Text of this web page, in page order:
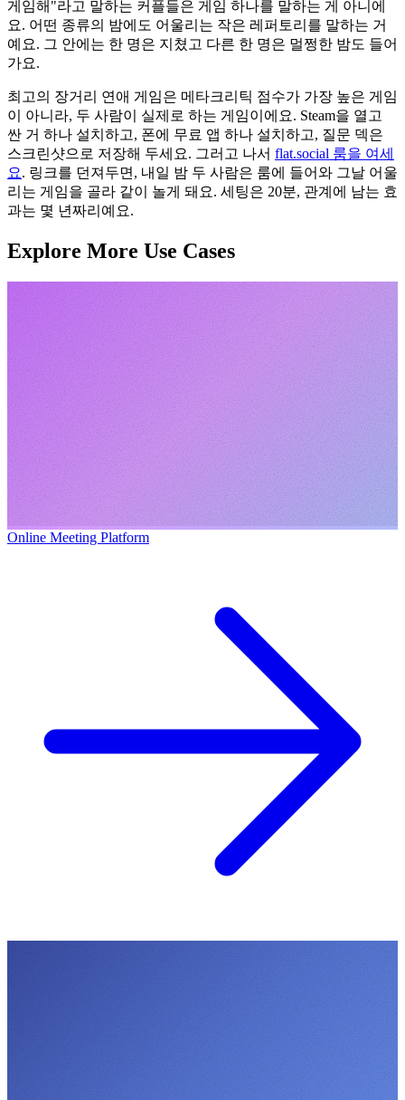
게임해"라고 말하는 커플들은 게임 하나를 말하는 게 아니에
요. 어떤 종류의 밤에도 어울리는 작은 레퍼토리를 말하는 거
예요. 그 안에는 한 명은 지쳤고 다른 한 명은 멀쩡한 밤도 들어
가요.
최고의 장거리 연애 게임은 메타크리틱 점수가 가장 높은 게임
이 아니라, 두 사람이 실제로 하는 게임이에요. Steam을 열고
싼 거 하나 설치하고, 폰에 무료 앱 하나 설치하고, 질문 덱은
스크린샷으로 저장해 두세요. 그러고 나서 flat.social 룸을 여세
요. 링크를 던져두면, 내일 밤 두 사람은 룸에 들어와 그날 어울
리는 게임을 골라 같이 놀게 돼요. 세팅은 20분, 관계에 남는 효
과는 몇 년짜리예요.
Explore More Use Cases
Online Meeting Platform